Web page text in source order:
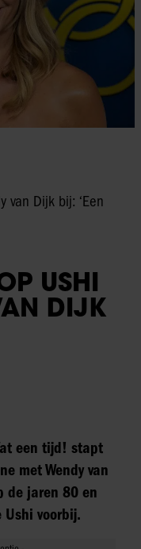
van Dijk bij: ‘Een
USHI
DIJK
een tijd! stapt
met Wendy van
de jaren 80 en
voorbij.